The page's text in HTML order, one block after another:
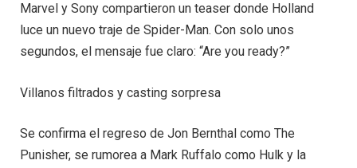
Marvel y Sony compartieron un teaser donde Holland
luce un nuevo traje de Spider-Man. Con solo unos
segundos, el mensaje fue claro: “Are you ready?”
Villanos filtrados y casting sorpresa
Se confirma el regreso de Jon Bernthal como The
Punisher, se rumorea a Mark Ruffalo como Hulk y la